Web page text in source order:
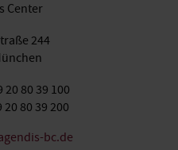
Center
244
20 80 39 100
20 80 39 200
bc.de